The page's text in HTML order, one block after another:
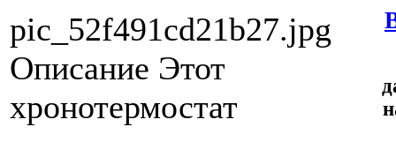
pic_52f491cd21b27.jpg
Описание Этот
хронотермостат